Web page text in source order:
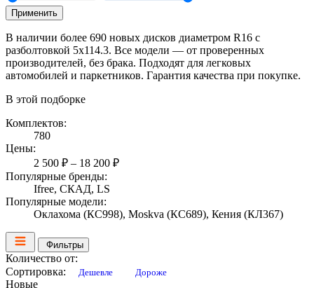
Применить
В наличии более 690 новых дисков диаметром R16 с
разболтовкой 5x114.3. Все модели — от проверенных
производителей, без брака. Подходят для легковых
автомобилей и паркетников. Гарантия качества при покупке.
В этой подборке
Комплектов:
780
Цены:
2 500 ₽ – 18 200 ₽
Популярные бренды:
Ifree, СКАД, LS
Популярные модели:
Оклахома (КС998), Moskva (КС689), Кения (КЛ367)
Фильтры
Количество от:
Сортировка:
Дешевле Дороже
Новые